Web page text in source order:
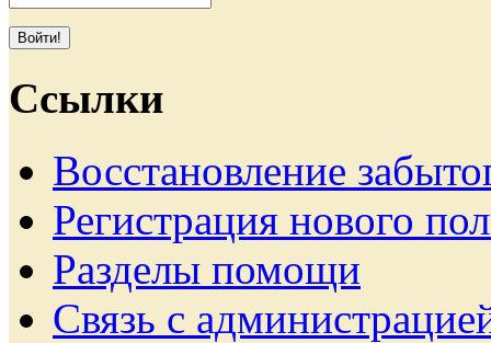
Ссылки
Восстановление
Регистрация нового
Разделы помощи
Связь с